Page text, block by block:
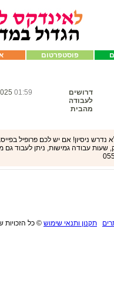
פוסטפרטום
דרושים
לעבודה
מהבית
01:59
ניסיון! אם יש לכם פרופיל
עבודה גמישות, ניתן לעבוד גם
תקנון ותנאי שימוש © כל